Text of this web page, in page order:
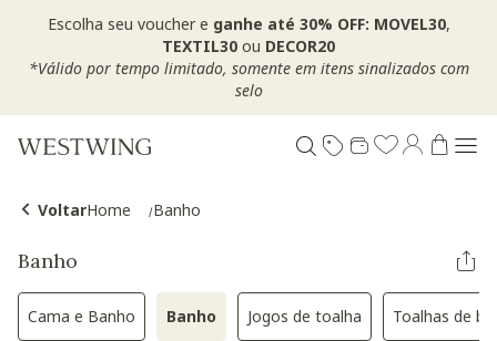
Escolha seu voucher e ganhe até 30% OFF: MOVEL30,
TEXTIL30 ou DECOR20
*Válido por tempo limitado, somente em itens sinalizados com
selo
VoltarHome Banho
Banho
Cama e BanhoRefinar por Categoria: Cama e Banho
Banho Selected Atualmente refinado por
Jogos de toalhaRefinar por Categoria:
Toalhas de